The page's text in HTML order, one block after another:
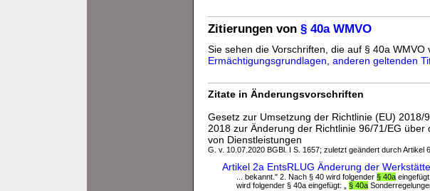
Zitierungen von § 40a WMVO
Sie sehen die Vorschriften, die auf § 40a
Ermächtigungsgrundlagen anderen geltenden
Zitate in Änderungsvorschriften
Gesetz zur Umsetzung der Richtlinie (EU)
2018 zur Änderung der Richtlinie 96/71/EG
von Dienstleistungen
G. v. 10.07.2020 BGBl. I S. 1657; zuletzt geändert durch Artikel
Artikel 2a EntsRLUG Änderung der
... bekannt." 2. Nach § 40 wird folgender § 40a
wird folgender § 40a eingefügt: „ § 40a